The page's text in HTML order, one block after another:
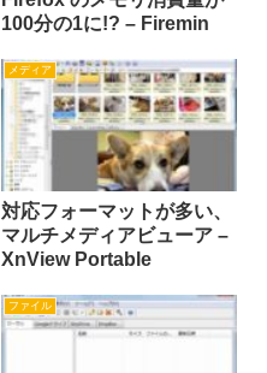
100分の1に!? – Firemin
メディア
対応フォーマットが多い、
マルチメディアビューア –
XnView Portable
ファイル